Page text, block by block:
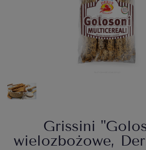
Grissini
wielozbożowe,